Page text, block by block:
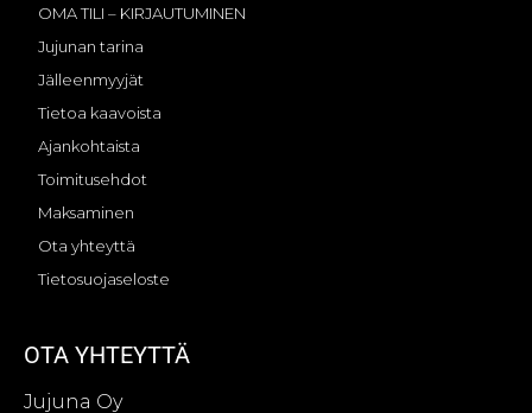
OMA TILI – KIRJAUTUMINEN
Jujunan tarina
Jälleenmyyjät
Tietoa kaavoista
Ajankohtaista
Toimitusehdot
Maksaminen
Ota yhteyttä
Tietosuojaseloste
OTA YHTEYTTÄ
Jujuna Oy